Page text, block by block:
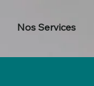
Nos Services